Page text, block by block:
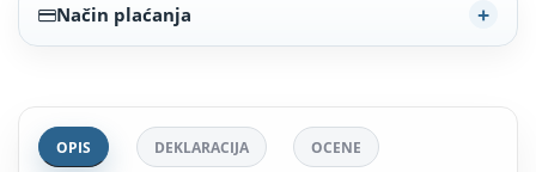
Način plaćanja
OPIS DEKLARACIJA OCENE